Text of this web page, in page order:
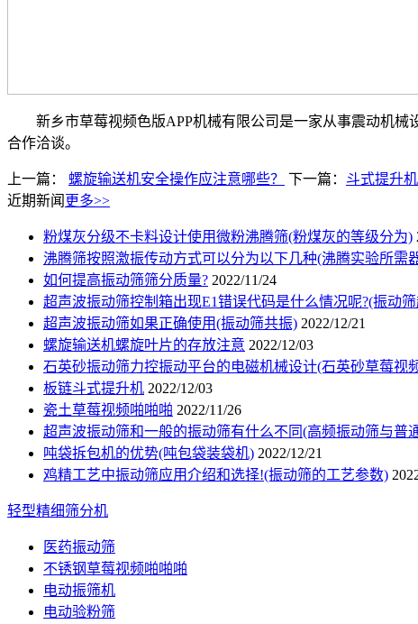
新乡市草莓视频色版APP机械有限公司是一家从事震动机械
合作洽谈。
上一篇： 螺旋输送机安全操作应注意哪些？ 下一篇： 斗式提升
近期新闻 更多>>
粉煤灰分级不卡料设计使用微粉沸腾筛(粉煤灰的等级分为)
沸腾筛按照激振传动方式可以分为以下几种(沸腾实验所需
如何提高振动筛筛分质量? 2022/11/24
超声波振动筛控制箱出现E1错误代码是什么情况呢?(振动
超声波振动筛如果正确使用(振动筛共振) 2022/12/21
螺旋输送机螺旋叶片的存放注意 2022/12/03
石英砂振动筛力控振动平台的电磁机械设计(石英砂草莓视
板链斗式提升机 2022/12/03
瓷土草莓视频啪啪啪 2022/11/26
超声波振动筛和一般的振动筛有什么不同(高频振动筛与普
吨袋拆包机的优势(吨包袋装袋机) 2022/12/21
鸡精工艺中振动筛应用介绍和选择!(振动筛的工艺参数)
轻型精细筛分机
医药振动筛
不锈钢草莓视频啪啪啪
电动振筛机
电动验粉筛